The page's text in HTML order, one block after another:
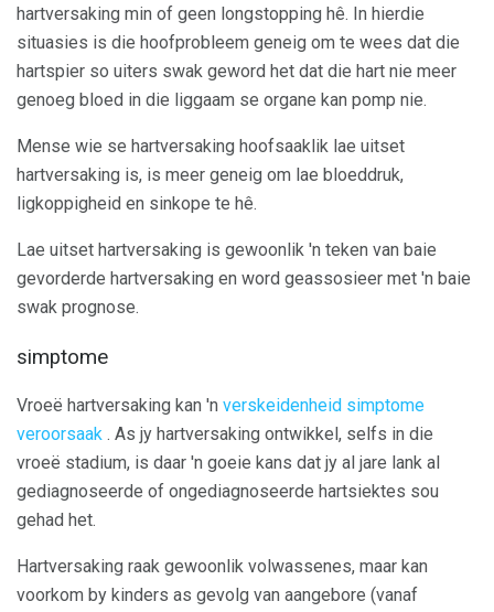
hartversaking min of geen longstopping hê. In hierdie
situasies is die hoofprobleem geneig om te wees dat die
hartspier so uiters swak geword het dat die hart nie meer
genoeg bloed in die liggaam se organe kan pomp nie.
Mense wie se hartversaking hoofsaaklik lae uitset
hartversaking is, is meer geneig om lae bloeddruk,
ligkoppigheid en sinkope te hê.
Lae uitset hartversaking is gewoonlik 'n teken van baie
gevorderde hartversaking en word geassosieer met 'n baie
swak prognose.
simptome
Vroeë hartversaking kan 'n verskeidenheid simptome
veroorsaak . As jy hartversaking ontwikkel, selfs in die
vroeë stadium, is daar 'n goeie kans dat jy al jare lank al
gediagnoseerde of ongediagnoseerde hartsiektes sou
gehad het.
Hartversaking raak gewoonlik volwassenes, maar kan
voorkom by kinders as gevolg van aangebore (vanaf